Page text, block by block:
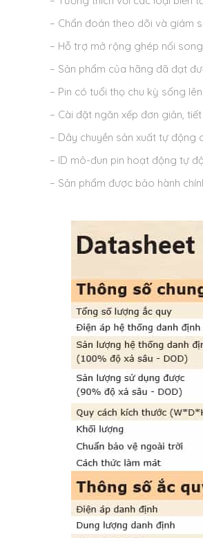
– Chẩn đoán theo dõi và giám
– Hỗ trợ mở rộng ghép nối
– Sản phẩm của hãng đã đạt
– Pin có tuổi thọ chu kỳ sống
– Cài đặt ngăn xếp đơn giản,
– Dây chuyền sản xuất tự động
– ID mô-đun pin hoạt động tự
– Sản phẩm được bảo hành